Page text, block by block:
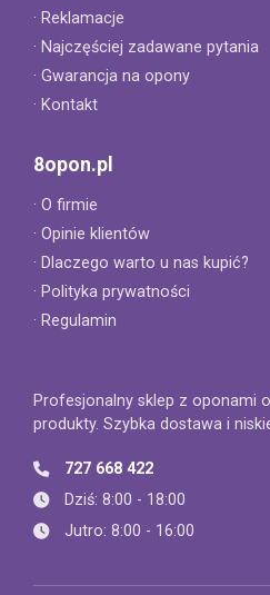
· Reklamacje
· Najczęściej zadawane pytania
· Gwarancja na opony
· Kontakt
8opon.pl
· O firmie
· Opinie klientów
· Dlaczego warto u nas kupić?
· Polityka prywatności
· Regulamin
Profesjonalny sklep z oponami
produkty. Szybka dostawa i
727 668 422
Dziś: 8:00 - 18:00
Jutro: 8:00 - 16:00